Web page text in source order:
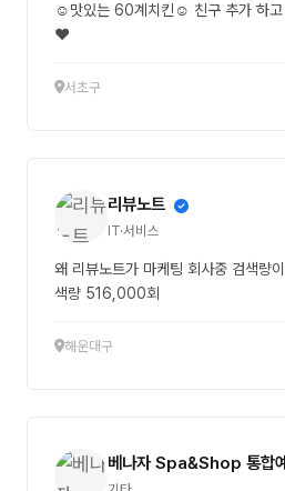
☺맛있는 60계치킨☺ 친구 추가 하고
❤
서초구
리뷰노트
IT·서비스
왜 리뷰노트가 마케팅 회사중 검색량
색량 516,000회
해운대구
베나자 Spa&Shop 통합